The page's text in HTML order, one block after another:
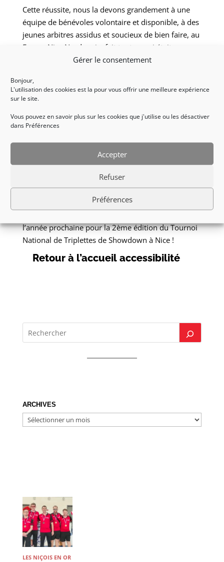
Gérer le consentement
Bonjour,
L'utilisation des cookies est la pour vous offrir une meilleure expérience
sur le site.
Vous pouvez en savoir plus sur les cookies que j'utilise ou les désactiver
dans Préférences
Accepter
Refuser
Préférences
Cette réussite, nous la devons grandement à une
équipe de bénévoles volontaire et disponible, à des
jeunes arbitres assidus et soucieux de bien faire, au
Forum Nice Nord, qui a fait tout ce qui était en son
possible pour que ce séjour se déroule pour le
depuis des années, et bien sur aux joueurs, qui ont
été concentrés et impliqués, tout en restant
Ce fut un réel plaisir pour l’ANICES que de porter ce
projet, et de le voir naître dans une ambiance si
bienveillante et chaleureuse.
l’année prochaine pour la 2ème édition du Tournoi
National de Triplettes de Showdown à Nice !
Retour à l’accueil accessibilité
ARCHIVES
ARCHIVES
LES NIÇOIS EN OR